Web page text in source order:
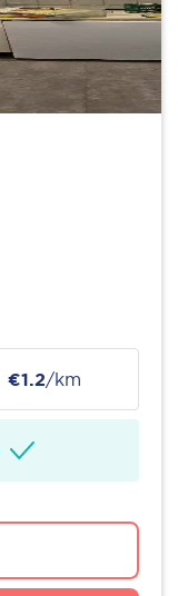
€1.2/km